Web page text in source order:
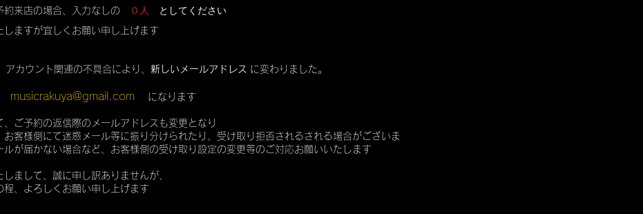
約来店の場合、入力なしの ０人 としてください
しますが宜しくお願い申し上げます
アカウント関連の不具合により、 新しいメールアドレス に変わりました。
musicrakuya@gmail.com になります
、ご予約の返信際のメールアドレスも変更となり
お客様側にて迷惑メール等に振り分けられたり、受け取り拒否されるされる場合がございま
ルが届かない場合など、お客様側の受け取り設定の変更等のご対応お願いいたします
まして、誠に申し訳ありませんが、
程、よろしくお願い申し上げます